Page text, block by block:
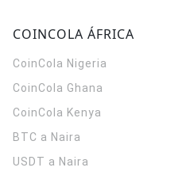
COINCOLA ÁFRICA
CoinCola Nigeria
CoinCola Ghana
CoinCola Kenya
BTC a Naira
USDT a Naira